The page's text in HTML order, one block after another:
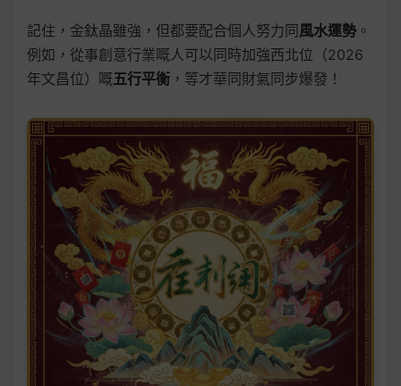
記住，金鈦晶雖強，但都要配合個人努力同風水運勢 。
例如，從事創意行業嘅人可以同時加強西北位（2026
年文昌位）嘅五行平衡 ，等才華同財氣同步爆發！